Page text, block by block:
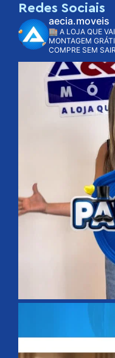
Redes Sociais
aecia.moveis
🏬 A LOJA QUE
MONTAGEM GRÁTIS
COMPRE SEM